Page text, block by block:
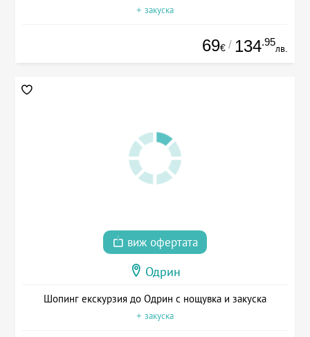
+ закуска
69€ / 134.95
лв.
виж офертата
Одрин
Шопинг екскурзия до Одрин с нощувка и закуска
+ закуска